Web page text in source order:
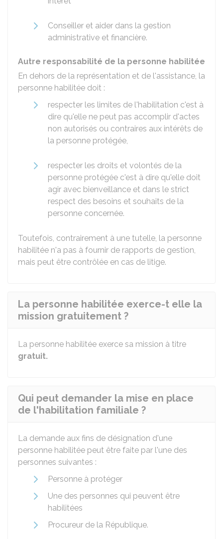
Conseiller et aider dans la gestion
administrative et financière.
Autre responsabilité de la personne habilitée
En dehors de la représentation et de l'assistance, la
personne habilitée doit :
respecter les limites de l'habilitation c'est à
dire qu'elle ne peut pas accomplir d'actes
non autorisés ou contraires aux intérêts de
la personne protégée,
respecter les droits et volontés de la
personne protégée c'est à dire qu'elle doit
agir avec bienveillance et dans le strict
respect des besoins et souhaits de la
personne concernée.
Toutefois, contrairement à une tutelle, la personne
habilitée n'a pas à fournir de rapports de gestion,
mais peut être contrôlée en cas de litige.
La personne habilitée exerce-t elle la
mission gratuitement ?
La personne habilitée exerce sa mission à titre
gratuit.
Qui peut demander la mise en place
de l'habilitation familiale ?
La demande aux fins de désignation d'une
personne habilitée peut être faite par l'une des
personnes suivantes :
Personne à protéger
Une des personnes qui peuvent être
habilitées
Procureur de la République.